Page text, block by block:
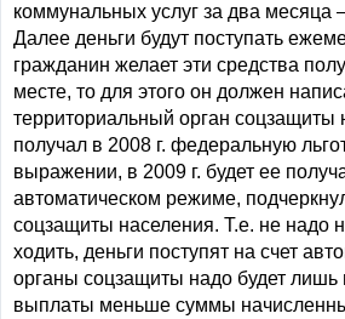
коммунальных услуг за два месяца
Далее деньги будут поступать
гражданин желает эти средства
месте, то для этого он должен
территориальный орган соцзащиты
получал в 2008 г. федеральную
выражении, в 2009 г. будет ее
автоматическом режиме,
соцзащиты населения. Т.е. не надо
ходить, деньги поступят на счет
органы соцзащиты надо будет лишь
выплаты меньше суммы